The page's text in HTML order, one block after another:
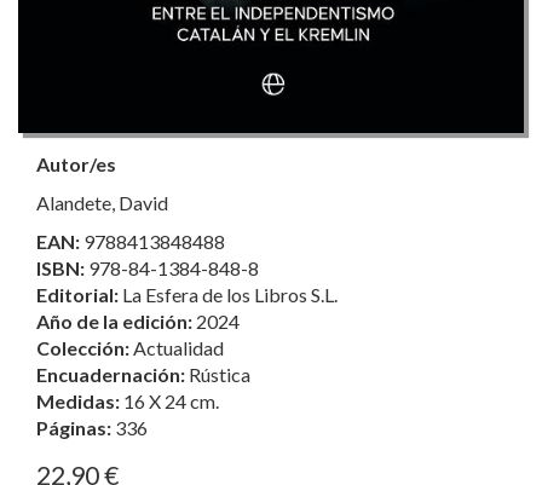
Autor/es
Alandete, David
EAN: 9788413848488
ISBN: 978-84-1384-848-8
Editorial: La Esfera de los Libros S.L.
Año de la edición: 2024
Colección: Actualidad
Encuadernación: Rústica
Medidas: 16 X 24 cm.
Páginas: 336
22,90 €